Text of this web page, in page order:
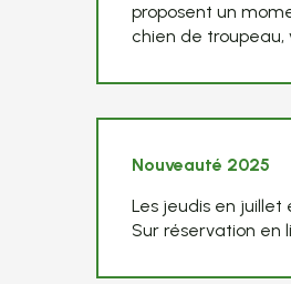
proposent un
chien de troupeau,
Nouveauté 2025
Les jeudis en
Sur réservation en